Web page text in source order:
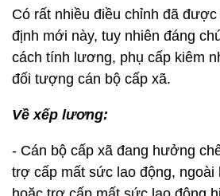
Có rất nhiều điều chỉnh đã
định mới này, tuy nhiên đáng
cách tính lương, phụ cấp kiêm
đối tượng cán bộ cấp xã.
Về xếp lương:
- Cán bộ cấp xã đang hưởng
trợ cấp mất sức lao động,